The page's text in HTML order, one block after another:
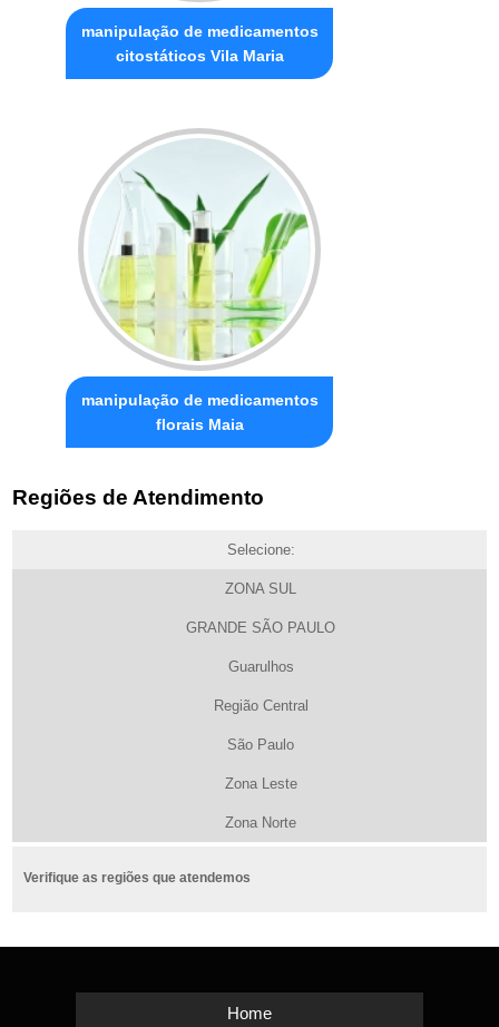
manipulação de medicamentos
citostáticos Vila Maria
manipulação de medicamentos
florais Maia
Regiões de Atendimento
Selecione:
ZONA SUL
GRANDE SÃO PAULO
Guarulhos
Região Central
São Paulo
Zona Leste
Zona Norte
Verifique as regiões que atendemos
Home